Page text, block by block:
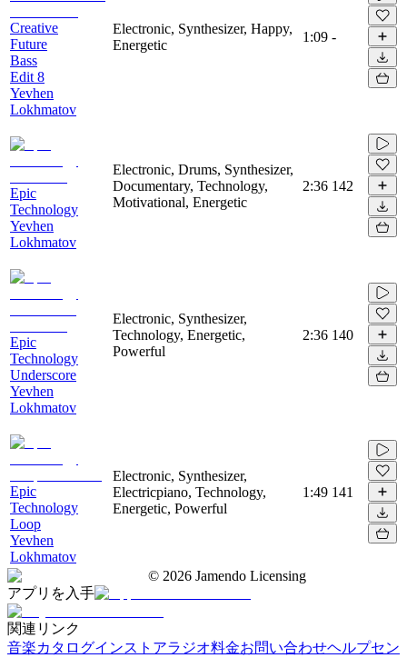
Creative
Future
Bass
Edit 8
Yevhen
Lokhmatov
Electronic, Synthesizer, Happy,
Energetic
1:09 -
Epic
Technology
Yevhen
Lokhmatov
Electronic, Drums, Synthesizer,
Documentary, Technology,
Motivational, Energetic
2:36 142
Epic
Technology
Underscore
Yevhen
Lokhmatov
Electronic, Synthesizer,
Technology, Energetic,
Powerful
2:36 140
Epic
Technology
Loop
Yevhen
Lokhmatov
Electronic, Synthesizer,
Electricpiano, Technology,
Energetic, Powerful
1:49 141
© 2026 Jamendo Licensing
アプリを入手
関連リンク
音楽カタログインストアラジオ料金お問い合わせヘルプセン